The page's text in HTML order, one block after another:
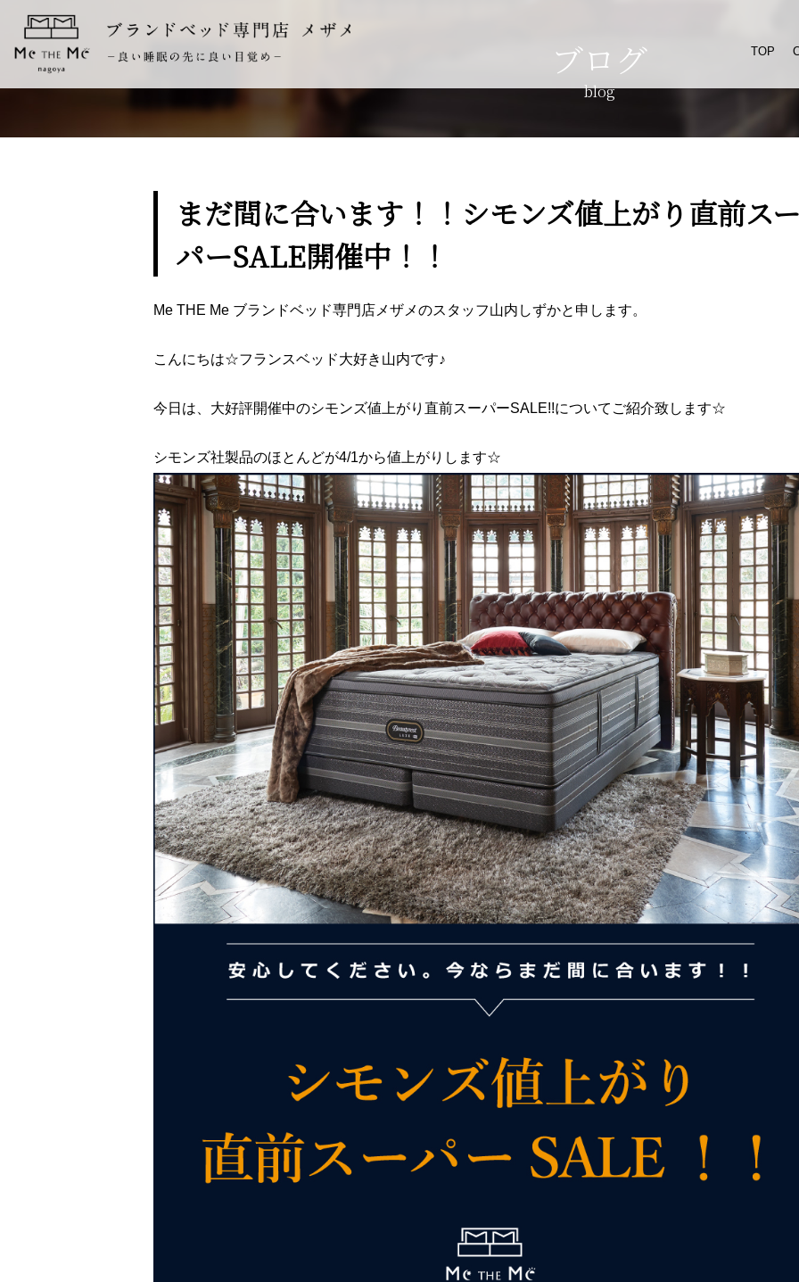
TOP
ブログ
blog
まだ間に合います！！シモンズ値上がり直前ス
パーSALE開催中！！
Me THE Me ブランドベッド専門店メザメのスタッフ山内しずかと申します。
こんにちは☆フランスベッド大好き山内です♪
今日は、大好評開催中のシモンズ値上がり直前スーパーSALE!!についてご紹介致します☆
シモンズ社製品のほとんどが4/1から値上がりします☆